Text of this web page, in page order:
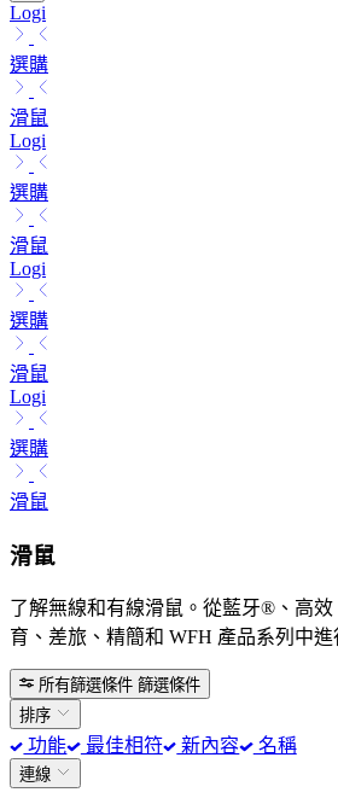
Logi
選購
滑鼠
Logi
選購
滑鼠
Logi
選購
滑鼠
Logi
選購
滑鼠
滑鼠
了解無線和有線滑鼠。從藍牙®、高
育、差旅、精簡和 WFH 產品系列中進
所有篩選條件 篩選條件
排序
功能 最佳相符 新內容 名稱
連線